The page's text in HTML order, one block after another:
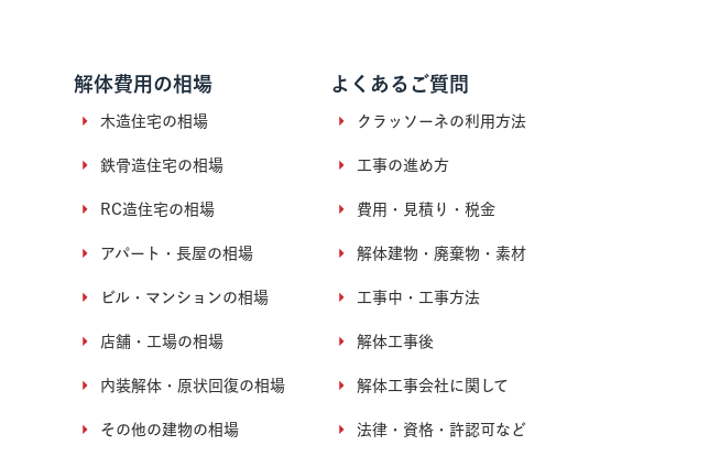
解体費用の相場
木造住宅の相場
鉄骨造住宅の相場
RC造住宅の相場
アパート・長屋の相場
ビル・マンションの相場
店舗・工場の相場
内装解体・原状回復の相場
その他の建物の相場
よくあるご質問
クラッソーネの利用方法
工事の進め方
費用・見積り・税金
解体建物・廃棄物・素材
工事中・工事方法
解体工事後
解体工事会社に関して
法律・資格・許認可など